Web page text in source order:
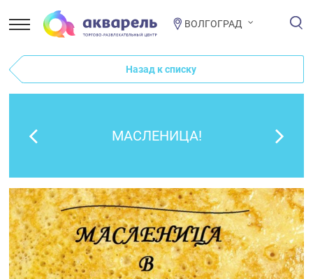
ВОЛГОГРАД
Назад к списку
МАСЛЕНИЦА!